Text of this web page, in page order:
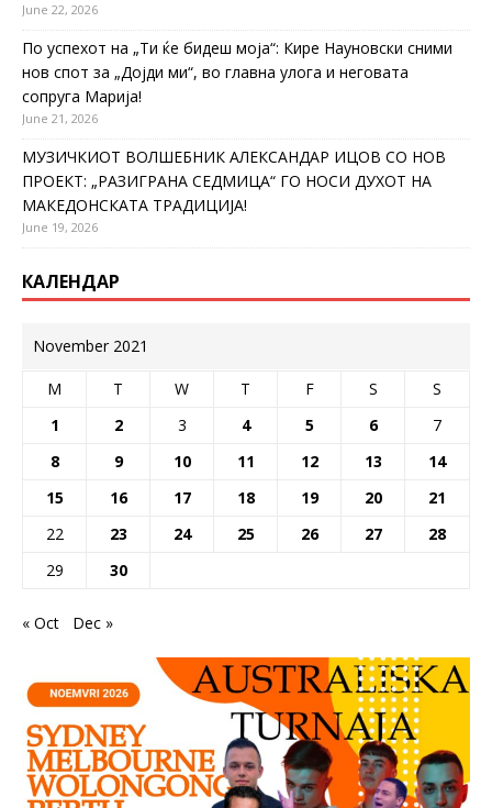
June 22, 2026
По успехот на „Ти ќе бидеш моја“: Кире Науновски сними
нов спот за „Дојди ми“, во главна улога и неговата
сопруга Марија!
June 21, 2026
МУЗИЧКИОТ ВОЛШЕБНИК АЛЕКСАНДАР ИЦОВ СО НОВ
ПРОЕКТ: „РАЗИГРАНА СЕДМИЦА“ ГО НОСИ ДУХОТ НА
МАКЕДОНСКАТА ТРАДИЦИЈА!
June 19, 2026
КАЛЕНДАР
November 2021
M T W T F S
S
1
2 3 4 5 6
7
8
9 10 11 12 13
14
15
16 17 18 19 20
21
22
23 24 25 26 27
28
29
30
« Oct Dec »